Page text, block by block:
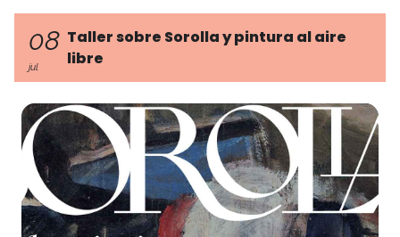
08
jul
Taller sobre Sorolla y pintura al aire
libre